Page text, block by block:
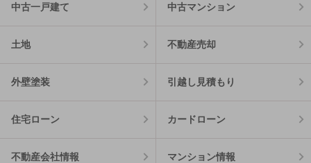
中古一戸建て 中古マンション
土地 不動産売却
外壁塗装 引越し見積もり
住宅ローン カードローン
不動産会社情報 マンション情報